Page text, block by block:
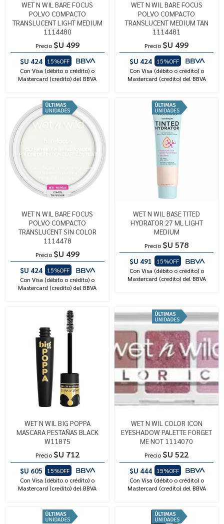
WET N WIL BARE FOCUS
POLVO COMPACTO
TRANSLUCENT LIGHT MEDIUM
1114480
Precio $U 499
$U 424
15%OFF
Con Visa (débito o crédito) o
Mastercard (credito) del BBVA
WET N WIL BARE FOCUS
POLVO COMPACTO
TRANSLUCENT MEDIUM TAN
1114481
Precio $U 499
$U 424
15%OFF
Con Visa (débito o crédito) o
Mastercard (credito) del BBVA
WET N WIL BARE FOCUS
POLVO COMPACTO
TRANSLUCENT SIN COLOR
1114478
Precio $U 499
$U 424
15%OFF
Con Visa (débito o crédito) o
Mastercard (credito) del BBVA
WET N WIL BASE TITED
HYDRATOR 27 ML LIGHT
MEDIUM
Precio $U 578
$U 491
15%OFF
Con Visa (débito o crédito) o
Mastercard (credito) del BBVA
WET N WIL BIG POPPA
MASCARA PESTAÑAS BLACK
W11875
Precio $U 712
$U 605
15%OFF
Con Visa (débito o crédito) o
Mastercard (credito) del BBVA
WET N WIL COLOR ICON
EYESHADOW PALETTE FORGET
ME NOT 1114070
Precio $U 522
$U 444
15%OFF
Con Visa (débito o crédito) o
Mastercard (credito) del BBVA